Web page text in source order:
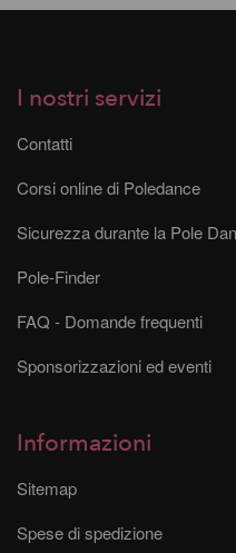
I nostri servizi
Contatti
Corsi online di Poledance
Sicurezza durante la Pole
Pole-Finder
FAQ - Domande frequenti
Sponsorizzazioni ed eventi
Informazioni
Sitemap
Spese di spedizione